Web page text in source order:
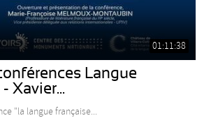
01:11:38
Langue
Xavier...
"la langue française...